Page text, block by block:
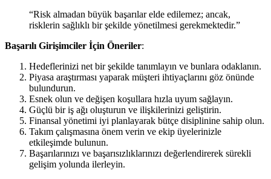
“Risk almadan büyük başarılar elde edilemez; ancak,
risklerin sağlıklı bir şekilde yönetilmesi gerekmektedir.”
Başarılı Girişimciler İçin Öneriler:
Hedeflerinizi net bir şekilde tanımlayın ve bunlara odaklanın.
Piyasa araştırması yaparak müşteri ihtiyaçlarını göz önünde
bulundurun.
Esnek olun ve değişen koşullara hızla uyum sağlayın.
Güçlü bir iş ağı oluşturun ve ilişkilerinizi geliştirin.
Finansal yönetimi iyi planlayarak bütçe disiplinine sahip olun.
Takım çalışmasına önem verin ve ekip üyelerinizle
etkileşimde bulunun.
Başarılarınızı ve başarısızlıklarınızı değerlendirerek sürekli
gelişim yolunda ilerleyin.